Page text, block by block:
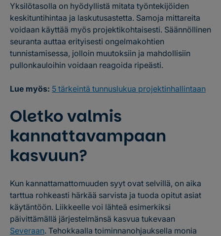
Yksilötasolla on hyödyllistä mitata työntekijöiden
keskituntihintaa ja laskutusastetta. Samoja mittareita
voidaan käyttää myös projektikohtaisesti. Säännöllinen
seuranta auttaa erityisesti ongelmakohtien
tunnistamisessa, jolloin muutoksiin ja mahdollisiin
pullonkauloihin voidaan reagoida ripeästi.
Lue myös: 5 tärkeintä tunnuslukua projektinhallintaan
Oletko valmis
kannattavampaan
kasvuun?
Kun kannattamattomuuden syyt ovat selvillä, on aika
tarttua rohkeasti härkää sarvista ja tuoda opitut asiat
käytäntöön. Liikkeelle voi lähteä esimerkiksi
päivittämällä järjestelmänsä kasvua tukevaan
Severaan. Tehokkaalla toiminnanohjauksella monia